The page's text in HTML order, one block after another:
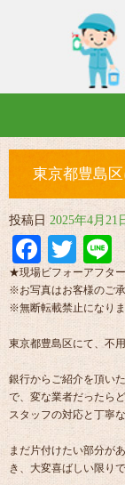
東京都豊島
投稿日 2025年4月21
★現場ビフォーアフタ
※お写真はお客様のご
※無断転載禁止になりま
東京都豊島区にて、不
銀行からご紹介を頂い
で、変な業者だったら
スタッフの対応と丁寧
まだ片付けたい部分が
き、大変喜ばしい限り